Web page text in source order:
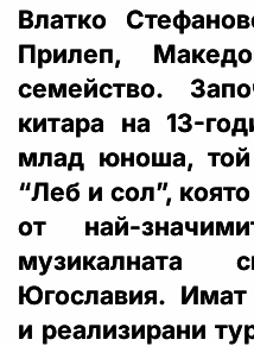
Влатко
Прилеп,
семейство.
китара на 13-
млад юноша, той
“Леб и сол”,
от най-
Югославия. Имат
и реализирани